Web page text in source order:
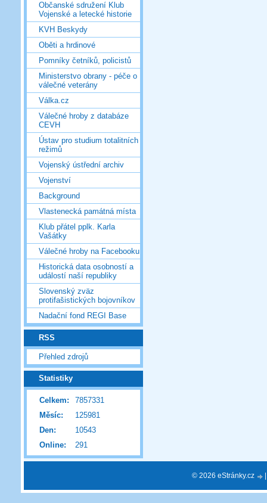
Občanské sdružení Klub
Vojenské a letecké historie
KVH Beskydy
Oběti a hrdinové
Pomníky četníků, policistů
Ministerstvo obrany - péče o
válečné veterány
Válka.cz
Válečné hroby z databáze
CEVH
Ústav pro studium totalitních
režimů
Vojenský ústřední archiv
Vojenství
Background
Vlastenecká památná místa
Klub přátel pplk. Karla
Vašátky
Válečné hroby na Facebooku
Historická data osobností a
událostí naší republiky
Slovenský zväz
protifašistických bojovníkov
Nadační fond REGI Base
RSS
Přehled zdrojů
Statistiky
Online: 291
Celkem:
7857331
Měsíc:
125981
Den:
10543
© 2026 eStránky.cz